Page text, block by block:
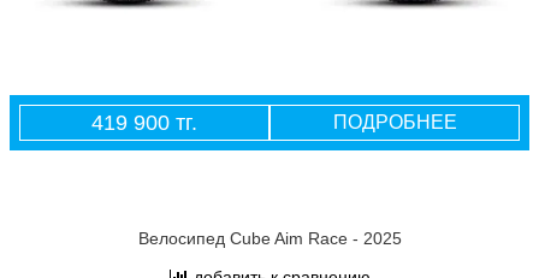
419 900 тг. ПОДРОБНЕЕ
Велосипед Cube Aim Race - 2025